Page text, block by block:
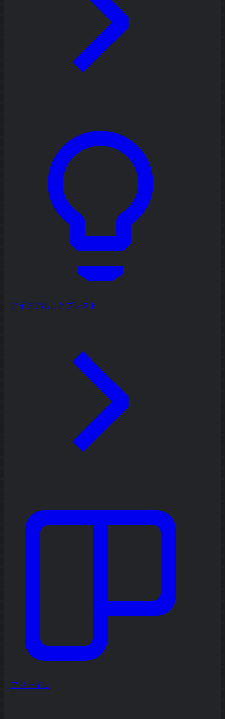
アイデア出しとブレスト
アジャイル